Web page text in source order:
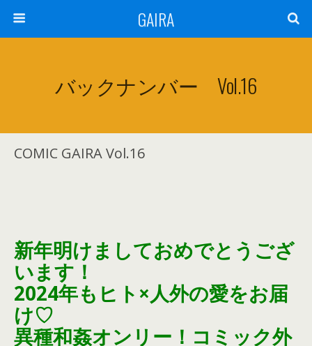
GAIRA
バックナンバー Vol.16
COMIC GAIRA Vol.16
新年明けましておめでとうござ
います！
2024年もヒト×人外の愛をお届
け♡
異種和姦オンリー！コミック外